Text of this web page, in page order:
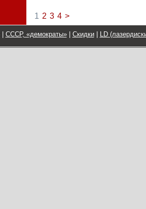
1 2 3 4 >
СССР, «демократы»| Скидки| LD